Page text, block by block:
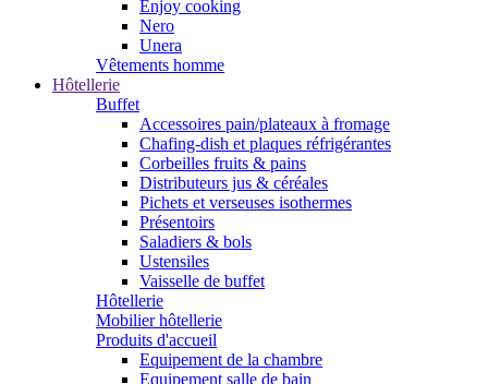
Enjoy cooking
Nero
Unera
Vêtements homme
Hôtellerie
Buffet
Accessoires pain/plateaux à fromage
Chafing-dish et plaques réfrigérantes
Corbeilles fruits & pains
Distributeurs jus & céréales
Pichets et verseuses isothermes
Présentoirs
Saladiers & bols
Ustensiles
Vaisselle de buffet
Hôtellerie
Mobilier hôtellerie
Produits d'accueil
Equipement de la chambre
Equipement salle de bain